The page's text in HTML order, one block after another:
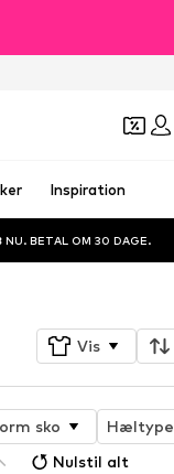
Inspiration
NU. BETAL OM 30 DAGE.
Vis
sko
Hæltype
Nulstil alt